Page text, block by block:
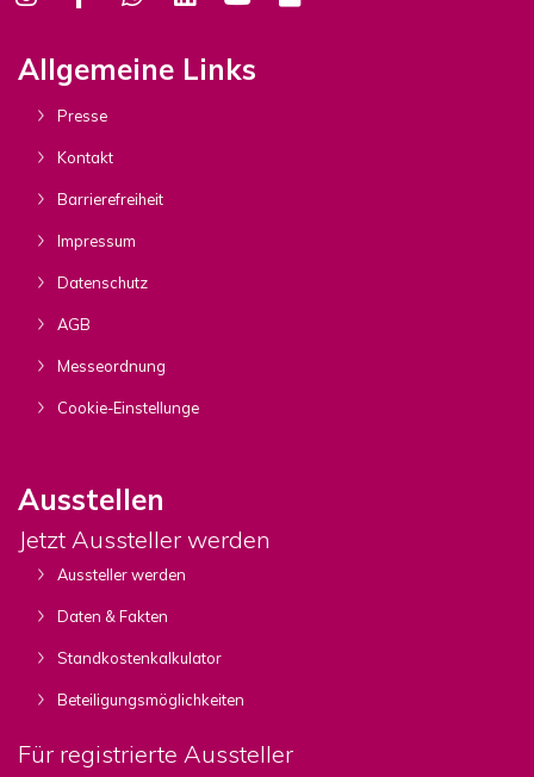
Allgemeine Links
Presse
Kontakt
Barrierefreiheit
Impressum
Datenschutz
AGB
Messeordnung
Cookie-Einstellunge
Ausstellen
Jetzt Aussteller werden
Aussteller werden
Daten & Fakten
Standkostenkalkulator
Beteiligungsmöglichkeiten
Für registrierte Aussteller